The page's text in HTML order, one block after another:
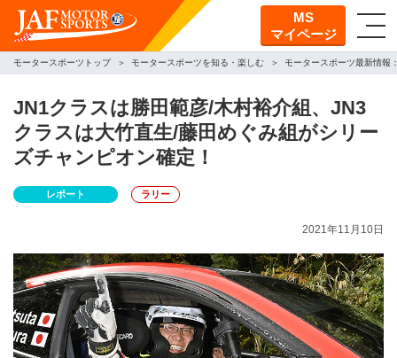
MS
マイページ
モータースポーツトップ モータースポーツを知る・楽しむ モータースポーツ最新情報
JN1クラスは勝田範彦/木村裕介組、JN3
クラスは大竹直生/藤田めぐみ組がシリー
ズチャンピオン確定！
レポート ラリー
2021年11月10日